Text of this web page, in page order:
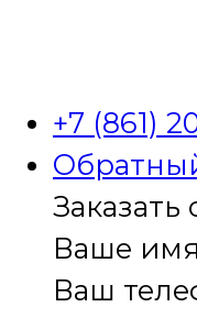
+7 (861)
Ваше
Ваш